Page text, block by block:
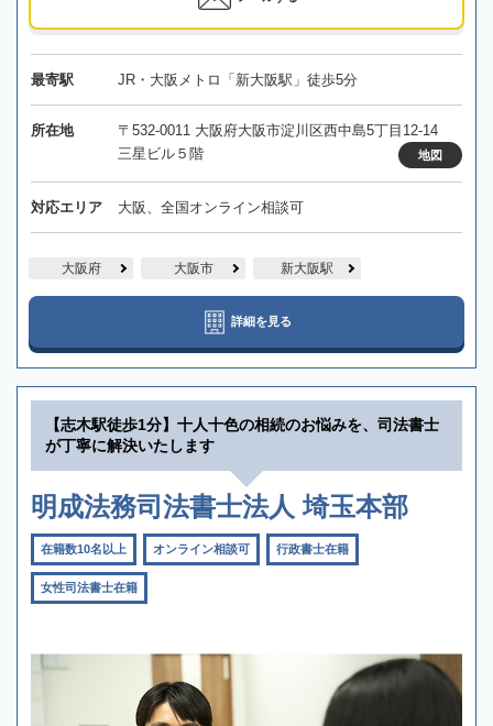
最寄駅 JR・大阪メトロ「新大阪駅」徒歩5分
所在地
〒532-0011 大阪府大阪市淀川区西中島5丁目12-14
三星ビル５階
地図
対応エリア 大阪、全国オンライン相談可
大阪府 大阪市 新大阪駅
詳細を見る
【志木駅徒歩1分】十人十色の相続のお悩みを、司法書士
が丁寧に解決いたします
明成法務司法書士法人 埼玉本部
在籍数10名以上 オンライン相談可 行政書士在籍
女性司法書士在籍